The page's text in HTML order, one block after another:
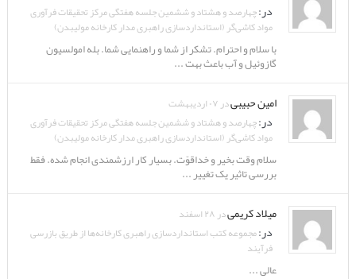
در:چهارصد و هشتاد و ششمین جلسه هفتگی مرکز تحقیقات فرآوری
مواد کاشی‌گر (استانداردسازی راهبری مدار کارخانه مولیبدن)
با سلام و احترام. تشکر از شما و راهنمایی شما. بله امولسیون
گازوئیل و آب باعث بهت ...
امین حبیبیدر ۰۷ اردیبهشت
در:چهارصد و هشتاد و ششمین جلسه هفتگی مرکز تحقیقات فرآوری
مواد کاشی‌گر (استانداردسازی راهبری مدار کارخانه مولیبدن)
سلام وقت بخیر و خداقوّت. بسیار کار ارزشمندی انجام شده. فقط
بررسی تاثیر یک تغییر ...
میلاد کریمیدر ۲۸ اسفند
در:مجموعه کتب استانداردسازی راهبری کارخانه‌ها از طریق بازرسی
فرآیند
عالی ...